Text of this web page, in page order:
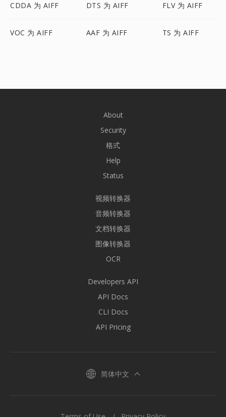
CDDA 为 AIFF DTS 为 AIFF FLV 为 AIFF
VOC 为 AIFF AAF 为 AIFF TS 为 AIFF
About
Security
格式
Help
Status
视频转换器
音频转换器
文档转换器
图像转换器
OCR
Developers API
API Docs
CLI Docs
API Pricing
简体中文